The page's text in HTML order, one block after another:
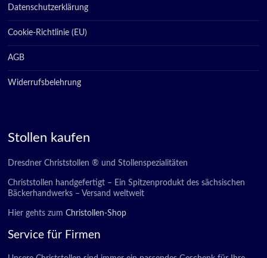
Datenschutzerklärung
Cookie-Richtlinie (EU)
AGB
Widerrufsbelehrung
Stollen kaufen
Dresdner Christstollen ® und Stollenspezialitäten
Christstollen handgefertigt – Ein Spitzenprodukt des sächsischen
Bäckerhandwerks – Versand weltweit
Hier gehts zumChristollen-Shop
Service für Firmen